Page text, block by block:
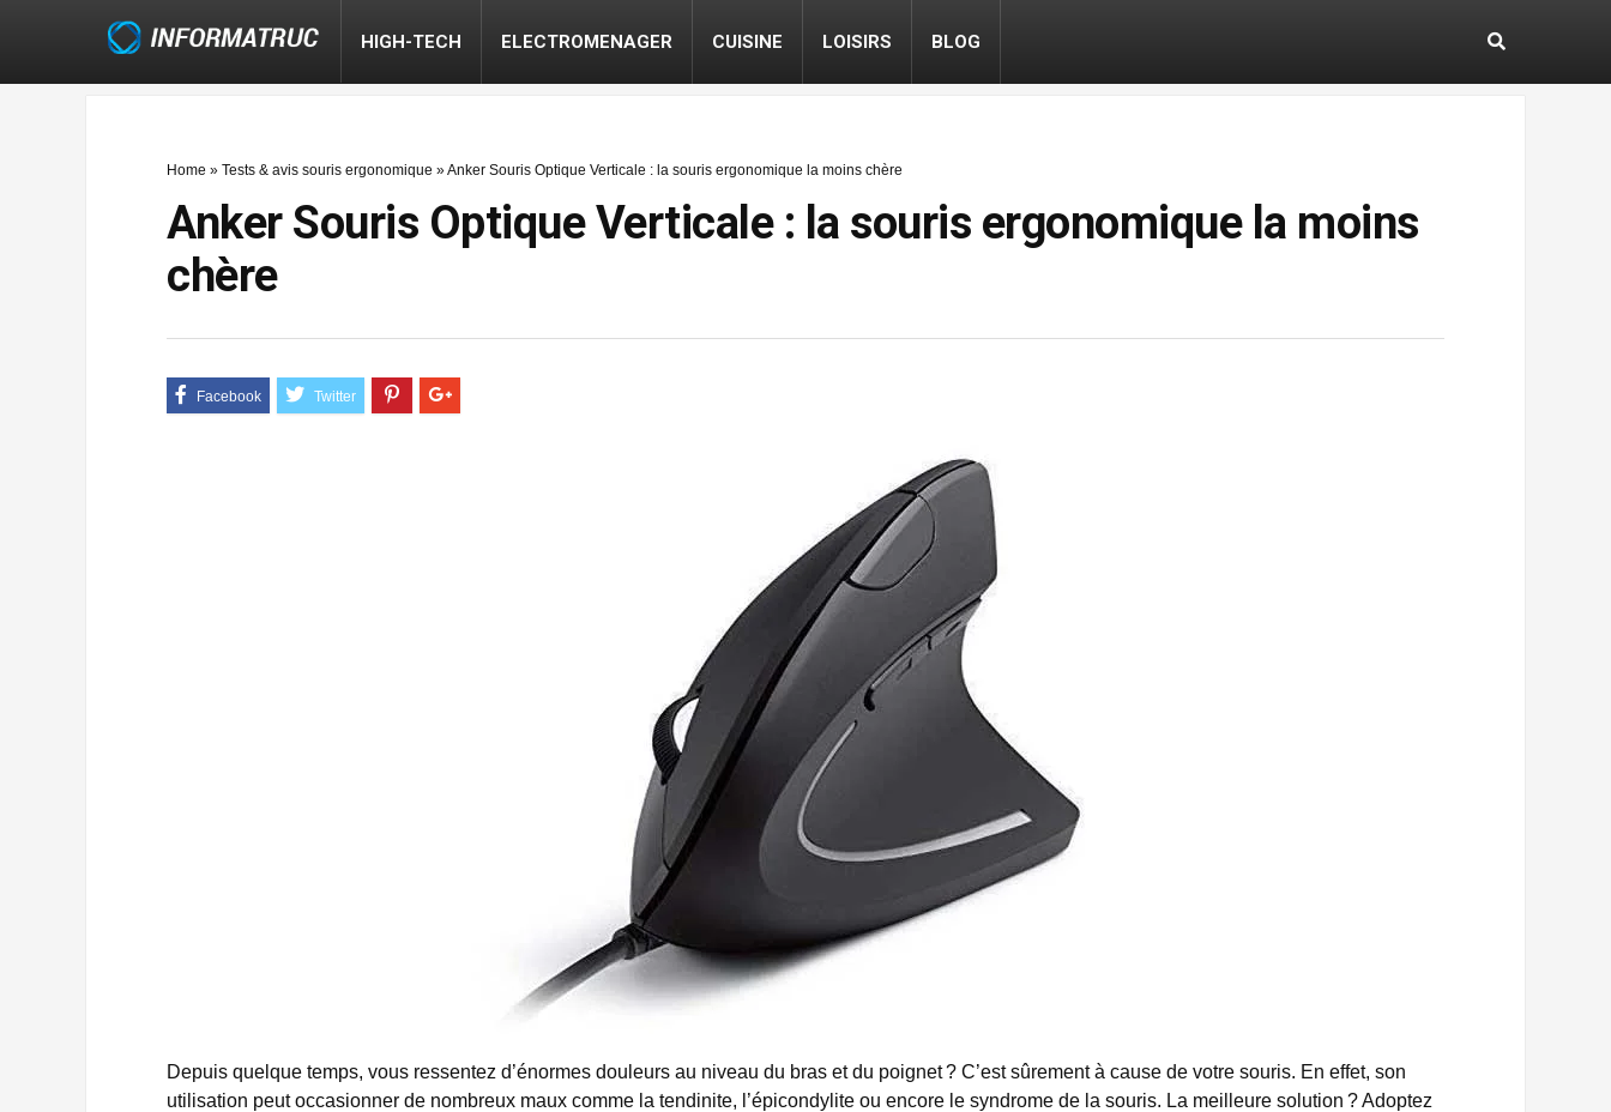
HIGH-TECH ELECTROMENAGER CUISINE LOISIRS BLOG
Home » Tests & avis souris ergonomique »Anker Souris Optique Verticale : la souris ergonomique la moins chère
Anker Souris Optique Verticale : la souris ergonomique la moins
chère
Depuis quelque temps, vous ressentez d’énormes douleurs au niveau du bras et du poignet ? C’est sûrement à cause de votre souris. En effet, son
utilisation peut occasionner de nombreux maux comme la tendinite, l’épicondylite ou encore le syndrome de la souris. La meilleure solution ? Adoptez